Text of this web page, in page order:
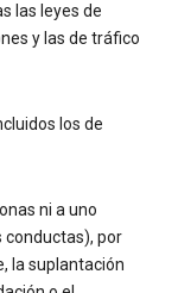
las leyes de
y las de tráfico
los de
ni a uno
por
la suplantación